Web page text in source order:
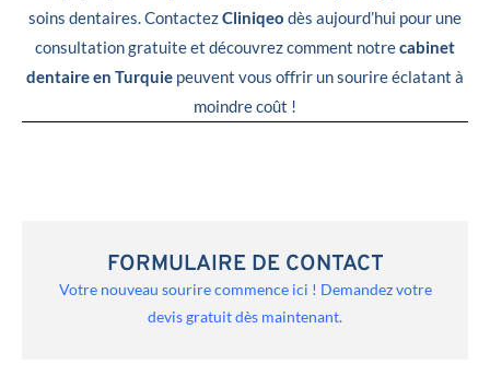
soins dentaires. ContactezCliniqeo dès aujourd’hui pour une
consultation gratuite et découvrez comment notrecabinet
dentaire en Turquie peuvent vous offrir un sourire éclatant à
moindre coût !
FORMULAIRE DE CONTACT
Votre nouveau sourire commence ici ! Demandez votre
devis gratuit dès maintenant.